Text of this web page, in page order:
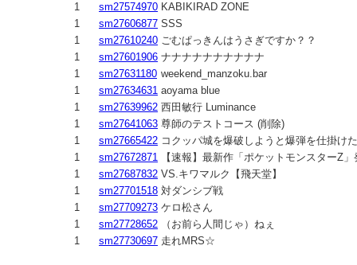
1
sm27574970 KABIKIRAD ZONE
1
sm27606877 SSS
1
sm27610240 ごむぱっきんはうさぎですか？？
1
sm27601906 ナナナナナナナナナナ
1
sm27631180 weekend_manzoku.bar
1
sm27634631 aoyama blue
1
sm27639962 西田敏行 Luminance
1
sm27641063 尊師のテストコース (削除)
1
sm27665422 コクッパ城を爆破しようと爆弾を仕掛け
1
sm27672871
【速報】最新作「ポケットモンスターZ
1
sm27687832 VS.キワマルク【飛天堂】
1
sm27701518 対ダンシブ戦
1
sm27709273 ケロ松さん
1
sm27728652
（お前ら人間じゃ）ねぇ
1
sm27730697 走れMRS☆